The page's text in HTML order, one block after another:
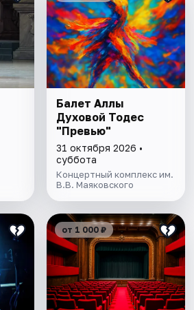
Балет Аллы
Духовой Тодес
"Превью"
31 октября 2026 •
суббота
Концертный комплекс им.
В.В. Маяковского
от 1 000 ₽